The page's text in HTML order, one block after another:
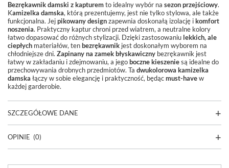
Bezrękawnik damski z kapturemto idealny wybór na sezon przejściowy.
Kamizelka damska, którą prezentujemy, jest nie tylko stylowa, ale także
funkcjonalna. Jejpikowany designzapewnia doskonałą izolację ikomfort
noszenia. Praktyczny kaptur chroni przed wiatrem, a neutralne kolory
łatwo dopasować do różnych stylizacji. Dzięki zastosowaniu lekkich, ale
ciepłych materiałów, tenbezrękawnik jest doskonałym wyborem na
chłodniejsze dni. Zapinany na zamek błyskawiczny bezrękawnik jest
łatwy w zakładaniu i zdejmowaniu, a jegoboczne kieszeniesą idealne do
przechowywania drobnych przedmiotów. Ta dwukolorowa kamizelka
damska łączy w sobie elegancję i praktyczność, będącmust-havew
każdej garderobie.
SZCZEGÓŁOWE DANE
OPINIE (0)